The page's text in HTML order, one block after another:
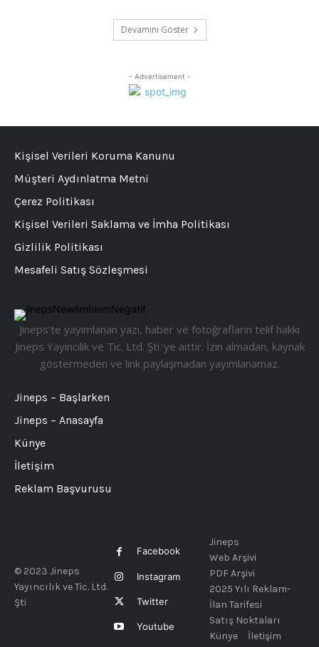
Devamını Göster
- Advertisement -
Jineps’te yayımlanan yazı, haber ve fotoğrafların telif hakkı
Jineps Yayıncılık ve Tic. Ltd. Şti.’ye aittir. İzin almadan, kaynak
göstermeden ve link paylaşmadan yayımlanamaz.
Jineps – Başlarken
Jineps – Anasayfa
Künye
İletişim
Reklam Başvurusu
Kişisel Verileri Koruma Kanunu
Müşteri Aydınlatma Metni
Çerez Politikası
Kişisel Verileri Saklama ve İmha Politikası
Gizlilik Politikası
Mesafeli Satış Sözleşmesi
© 2023 Jineps
Yayıncılık ve Tic. Ltd.
Şti
Facebook
Instagram
Twitter
Youtube
Jineps
Web Arşivi
PDF Arşivi
2025 Yılı Reklam-
İlan Tarifesi
Satış Noktaları
Künye
İletişim